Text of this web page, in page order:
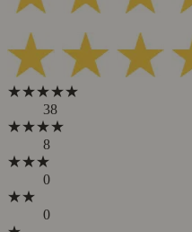
★★★★★
38
★★★★
8
★★★
0
★★
0